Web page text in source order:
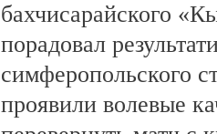
бахчисарайского
порадовал
симферопольского
проявили волевые